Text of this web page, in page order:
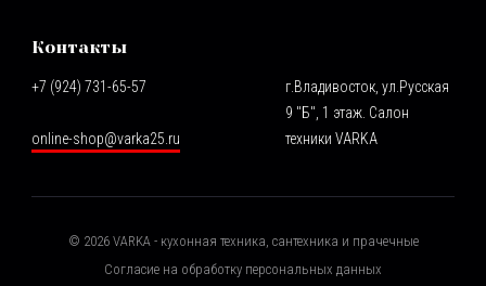
Контакты
+7 (924) 731-65-57
online-shop@varka25.ru
г.Владивосток, ул.Русская
9 "Б", 1 этаж. Салон
техники VARKA
© 2026VARKA - кухонная техника, сантехника и прачечные
Согласие на обработку персональных данных